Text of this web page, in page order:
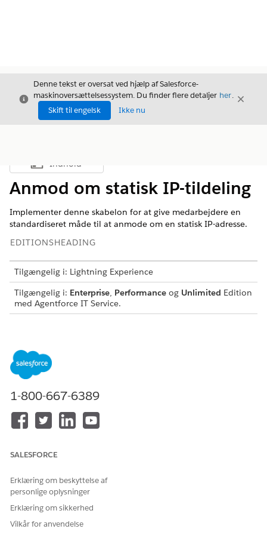
Luk
Denne tekst er oversat ved hjælp af Salesforce-
maskinoversættelsessystem. Du finder flere detaljer her.
Skift til engelsk
Ikke nu
Luk
Vis indholdsfortegnelse
Indhold
Anmod om statisk IP-tildeling
Implementer denne skabelon for at give medarbejdere en
standardiseret måde til at anmode om en statisk IP-adresse.
EDITIONSHEADING
Tilgængelig i: Lightning Experience
Tilgængelig i: Enterprise, Performance og Unlimited Edition
med Agentforce IT Service.
reviderbar fuldførelse. Gennemse, hvad der er inkluderet i
skabelonen.
Registreringsattributter
detaljer fra medarbejderen:
tildelingen.
Værtsnavn: Værtsnavnet på enheden.
MAC-adresse: Enhedens MAC-adresse.
Automatiseret fuldførelse
1-800-667-6389
SALESFORCE
Erklæring om beskyttelse af
personlige oplysninger
Erklæring om sikkerhed
Vilkår for anvendelse